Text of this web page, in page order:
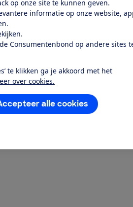
op onze site te kunnen geven.
informatie op onze website,
Consumentenbond op andere sites
te klikken ga je akkoord met het
over cookies.
alle cookies